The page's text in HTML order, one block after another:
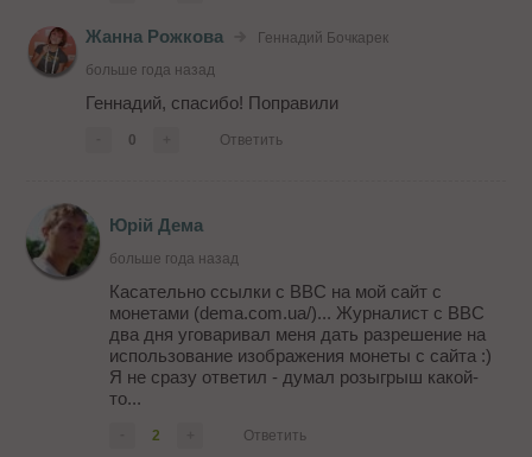
Жанна Рожкова
Геннадий Бочкарек
больше года назад
Геннадий, спасибо! Поправили
0 Ответить
Юрій Дема
больше года назад
Касательно ссылки с BBC на мой сайт с
монетами (dema.com.ua/)... Журналист с BBC
два дня уговаривал меня дать разрешение на
использование изображения монеты с сайта :)
Я не сразу ответил - думал розыгрыш какой-
то...
2 Ответить